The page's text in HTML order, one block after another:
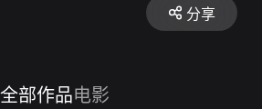
分享
全部作品电影